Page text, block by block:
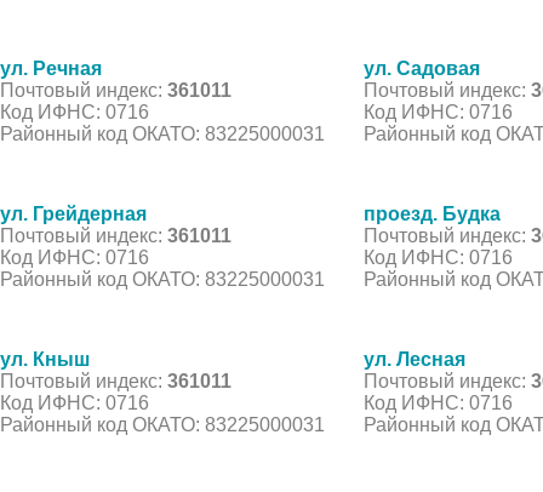
ул. Речная
Почтовый индекс: 361011
Код ИФНС: 0716
Районный код ОКАТО: 83225000031
ул. Садовая
Почтовый индекс:
Код ИФНС: 0716
Районный код
ул. Грейдерная
Почтовый индекс: 361011
Код ИФНС: 0716
Районный код ОКАТО: 83225000031
проезд. Будка
Почтовый индекс:
Код ИФНС: 0716
Районный код
ул. Кныш
Почтовый индекс: 361011
Код ИФНС: 0716
Районный код ОКАТО: 83225000031
ул. Лесная
Почтовый индекс:
Код ИФНС: 0716
Районный код